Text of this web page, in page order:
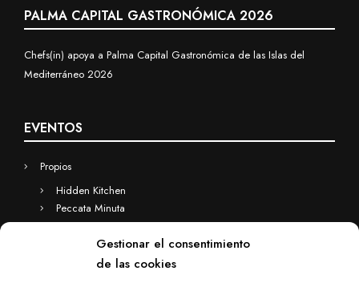
Gestionar el consentimiento
de las cookies
PALMA CAPITAL GASTRONÓMICA 2026
Chefs(in) apoya a Palma Capital Gastronómica de las Islas del
Mediterráneo 2026
EVENTOS
Propios
Hidden Kitchen
Peccata Minuta
Hidden Kitchen Business